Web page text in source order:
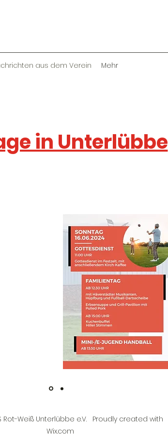
aus dem Verein Mehr
in Unterlübbe
Rot-Weiß Unterlübbe e.V. Proudly created with
Wix.com